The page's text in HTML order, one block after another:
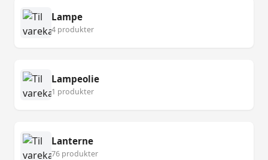
Lampe
4 produkter
Lampeolie
1 produkter
Lanterne
76 produkter